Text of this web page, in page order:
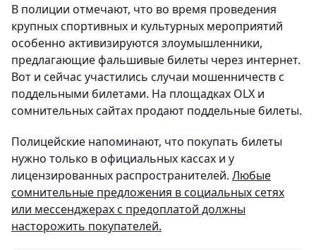
В полиции отмечают, что во время проведения
крупных спортивных и культурных мероприятий
особенно активизируются злоумышленники,
предлагающие фальшивые билеты через интернет.
Вот и сейчас участились случаи мошенничеств с
поддельными билетами. На площадках OLX и
сомнительных сайтах продают поддельные билеты.
Полицейские напоминают, что покупать билеты
нужно только в официальных кассах и у
лицензированных распространителей. Любые
сомнительные предложения в социальных сетях
или мессенджерах с предоплатой должны
насторожить покупателей.